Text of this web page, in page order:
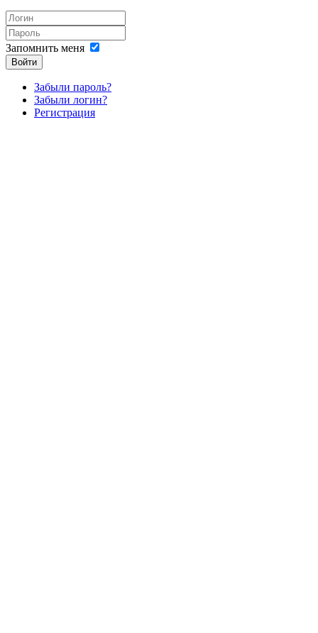
Запомнить меня
Войти
Забыли пароль?
Забыли логин?
Регистрация